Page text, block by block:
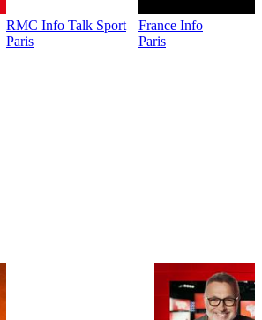
RMC Info Talk Sport
Paris
France Info
Paris